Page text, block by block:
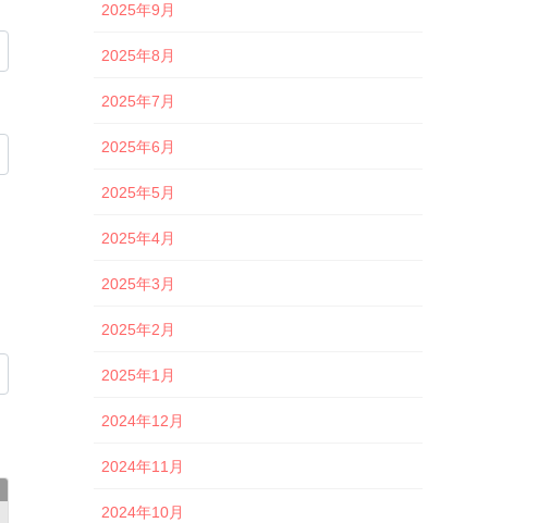
2025年9月
2025年8月
2025年7月
2025年6月
2025年5月
2025年4月
2025年3月
2025年2月
2025年1月
2024年12月
2024年11月
2024年10月